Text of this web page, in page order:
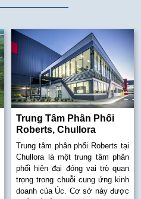
Trung Tâm Phân Phối
Roberts, Chullora
Trung tâm phân phối Roberts tại
Chullora là một trung tâm phân
phối hiện đại đóng vai trò quan
trọng trong chuỗi cung ứng kinh
doanh của Úc. Cơ sở này được